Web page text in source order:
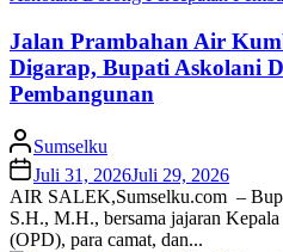
Jalan Prambahan Air
Digarap, Bupati Askolani
Pembangunan
Sumselku
Juli 31, 2026Juli 29, 2026
AIR SALEK,Sumselku.com –
S.H., M.H., bersama jajaran
(OPD), para camat, dan...